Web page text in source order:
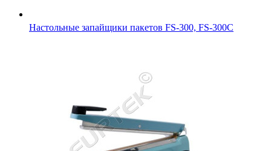
Настольные запайщики пакетов FS-300, FS-300С